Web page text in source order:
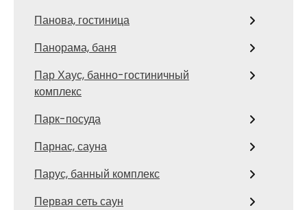
Панова, гостиница
Панорама, баня
Пар Хаус, банно-гостиничный
комплекс
Парк-посуда
Парнас, сауна
Парус, банный комплекс
Первая сеть саун